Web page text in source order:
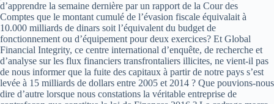
d’apprendre la semaine dernière par un rapport de la Cour des
Comptes que le montant cumulé de l’évasion fiscale équivalait à
10.000 milliards de dinars soit l’équivalent du budget de
fonctionnement ou d’équipement pour deux exercices? Et Global
Financial Integrity, ce centre international d’enquête, de recherche et
d’analyse sur les flux financiers transfrontaliers illicites, ne vient-il pas
de nous informer que la fuite des capitaux à partir de notre pays s’est
levée à 15 milliards de dollars entre 2005 et 2014 ? Que pouvions-­nous
dire d’autre lorsque nous constations la véritable entreprise de